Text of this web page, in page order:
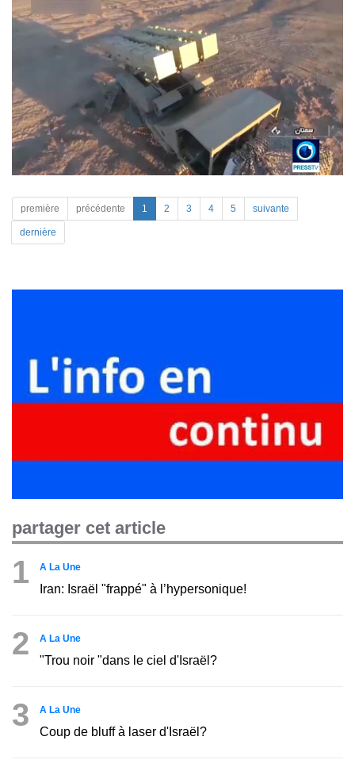
première précédente 1 2 3 4 5 suivante
dernière
partager cet article
1 A La Une
Iran: Israël "frappé" à l’hypersonique!
2 A La Une
"Trou noir "dans le ciel d'Israël?
3 A La Une
Coup de bluff à laser d'Israël?